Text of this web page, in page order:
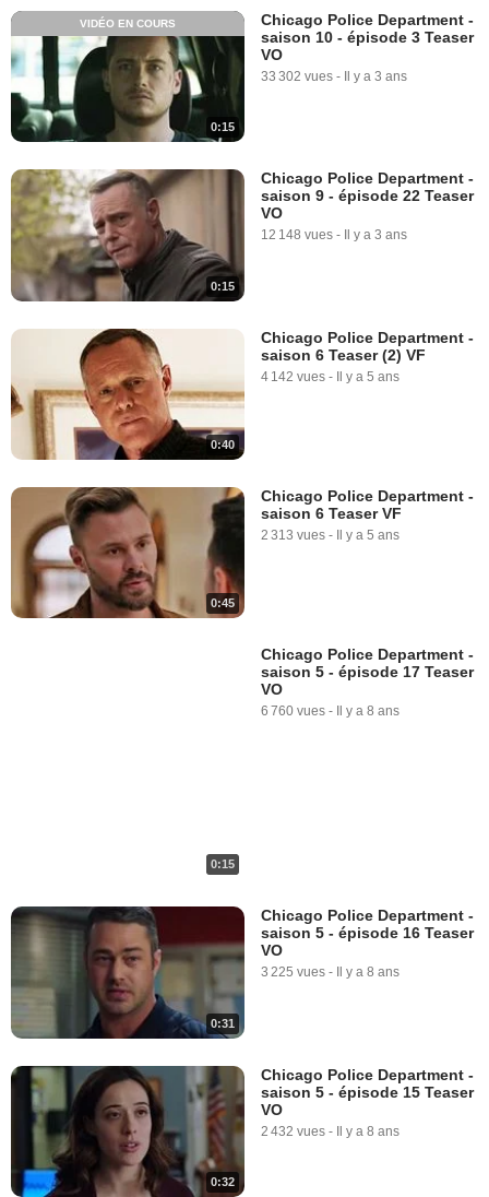
0:15
VIDÉO EN COURS
Chicago Police Department -
saison 10 - épisode 3 Teaser
VO
33 302 vues - Il y a 3 ans
0:15
Chicago Police Department -
saison 9 - épisode 22 Teaser
VO
12 148 vues - Il y a 3 ans
0:40
Chicago Police Department -
saison 6 Teaser (2) VF
4 142 vues - Il y a 5 ans
0:45
Chicago Police Department -
saison 6 Teaser VF
2 313 vues - Il y a 5 ans
0:15
Chicago Police Department -
saison 5 - épisode 17 Teaser
VO
6 760 vues - Il y a 8 ans
0:31
Chicago Police Department -
saison 5 - épisode 16 Teaser
VO
3 225 vues - Il y a 8 ans
0:32
Chicago Police Department -
saison 5 - épisode 15 Teaser
VO
2 432 vues - Il y a 8 ans